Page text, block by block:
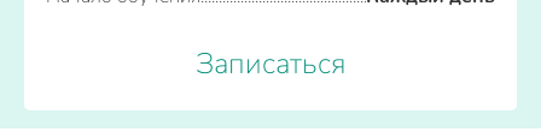
Записаться